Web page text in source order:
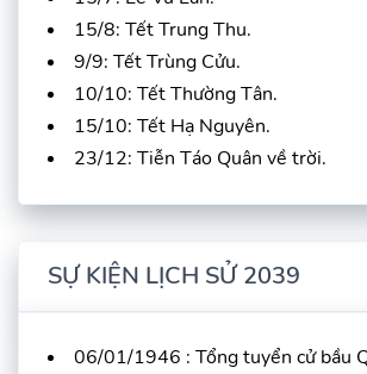
15/8: Tết Trung Thu.
9/9: Tết Trùng Cửu.
10/10: Tết Thường Tân.
15/10: Tết Hạ Nguyên.
23/12: Tiễn Táo Quân về trời.
SỰ KIỆN LỊCH SỬ 2039
06/01/1946 : Tổng tuyển cử bầu